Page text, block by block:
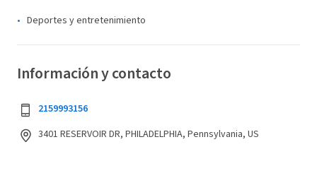
Deportes y entretenimiento
Información y contacto
2159993156
3401 RESERVOIR DR, PHILADELPHIA, Pennsylvania, US